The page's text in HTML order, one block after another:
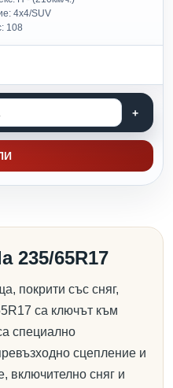
4x4/SUV
108
235/65R17
покрити със сняг,
са ключът към
специално
сцепление и
включително сняг и